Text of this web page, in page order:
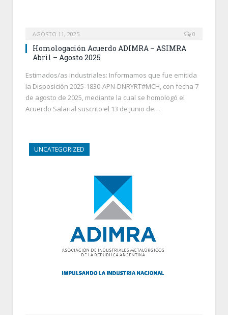
AGOSTO 11, 2025 0
Homologación Acuerdo ADIMRA – ASIMRA
Abril – Agosto 2025
Estimados/as industriales: Informamos que fue emitida
la Disposición 2025-1830-APN-DNRYRT#MCH, con fecha 7
de agosto de 2025, mediante la cual se homologó el
Acuerdo Salarial suscrito el 13 de junio de…
UNCATEGORIZED